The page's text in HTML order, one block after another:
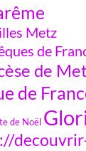
Metz
de
de
de
de Noël